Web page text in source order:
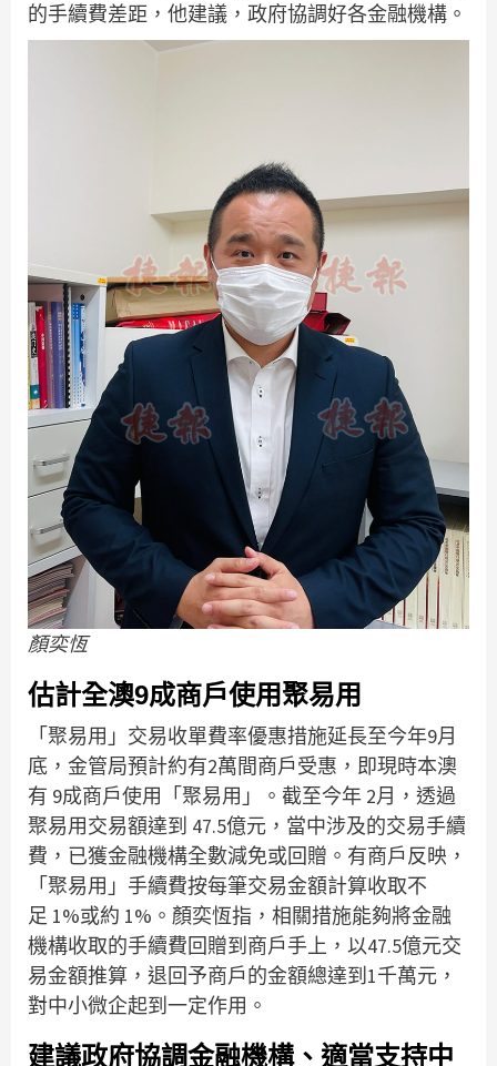
的手續費差距，他建議，政府協調好各金融機構。
顏奕恆
估計全澳9成商戶使用聚易用
「聚易用」交易收單費率優惠措施延長至今年9月
底，金管局預計約有2萬間商戶受惠，即現時本澳
有 9成商戶使用「聚易用」。截至今年 2月，透過
聚易用交易額達到 47.5億元，當中涉及的交易手續
費，已獲金融機構全數減免或回贈。有商戶反映，
「聚易用」手續費按每筆交易金額計算收取不
足 1%或約 1%。顏奕恆指，相關措施能夠將金融
機構收取的手續費回贈到商戶手上，以47.5億元交
易金額推算，退回予商戶的金額總達到1千萬元，
對中小微企起到一定作用。
建議政府協調金融機構、適當支持中